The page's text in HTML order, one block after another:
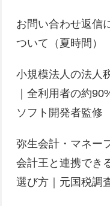
お問い合わせ返信
ついて（夏時間）
小規模法人の法人
｜全利用者の約
ソフト開発者監修
弥生会計・マネー
会計王と連携でき
選び方｜元国税調